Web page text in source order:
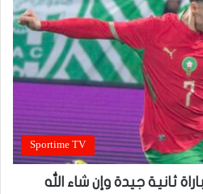
Sportime TV
ثانية جيدة وإن شاء الله